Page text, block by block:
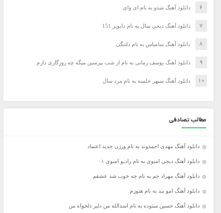
دانلود آهنگ شدو به نام ای وای
دانلود آهنگ دیجی سال به نام دابویز 151
دانلود آهنگ سامیاس به نام دلتنگی
دانلود آهنگ یوسف زمانی به نام از شب بپرسین میگه چه روزگاری دارم
دانلود آهنگ سپهر خلسه به نام مرد سال
مطالب تصادفی
دانلود آهنگ مهدی احمدوند به نام ورژن جدید اعتماد
دانلود آهنگ دیجی امبوی به نام رادیو امبوی ۰۱
دانلود آهنگ مهراد جم به نام چه خوب شد عشقم
دانلود آهنگ امو بند به نام هنوزم
دانلود آهنگ حسین ستوده به نام اسدالله من دلبر دلخواه من